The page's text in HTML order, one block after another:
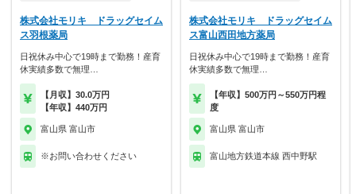
株式会社モリキ ドラッグセイム
ス羽根薬局
日祝休み中心で19時まで勤務！産育
休実績多数で無理…
【月収】30.0万円
【年収】440万円
富山県 富山市
※お問い合わせください
株式会社モリキ ドラッグセイム
ス富山西田地方薬局
日祝休み中心で19時まで勤務！産育
休実績多数で無理…
【年収】500万円～550万円程
度
富山県 富山市
富山地方鉄道本線 西中野駅